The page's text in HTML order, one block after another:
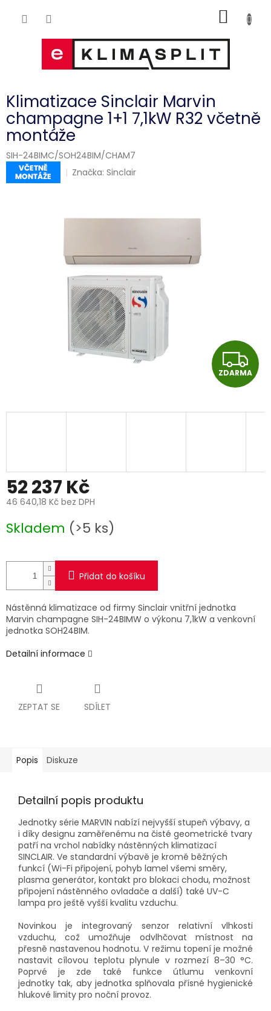
KOŠÍK
Klimatizace Sinclair Marvin
champagne 1+1 7,1kW R32 včetně
montáže
SIH-24BIMC/SOH24BIM/CHAM7
Značka:Sinclair
Z
D
A
ZDARMA
52 237 Kč
46 640,18 Kč bez DPH
cena:
Skladem (>5 ks)
Přidat do košíku
Nástěnná klimatizace od firmy Sinclair vnitřní jednotka
Marvin champagne SIH-24BIMW o výkonu 7,1kW a venkovní
jednotka SOH24BIM.
Detailní informace
ZEPTAT SE SDÍLET
Popis Diskuze
Detailní popis produktu
Jednotky série MARVIN nabízí nejvyšší stupeň výbavy, a
i díky designu zaměřenému na čisté geometrické tvary
patří na vrchol nabídky nástěnných klimatizací
SINCLAIR. Ve standardní výbavě je kromě běžných
funkcí (Wi-Fi připojení, pohyb lamel všemi směry,
plasma generátor, kontakt pro blokaci chodu, možnost
připojení nástěnného ovladače a další) také UV-C
lampa pro ještě vyšší kvalitu vzduchu.
Novinkou je integrovaný senzor relativní vlhkosti
vzduchu, což umožňuje odvlhčovat místnost na
přesně nastavenou hodnotu. V režimu topení je možné
nastavit cílovou teplotu plynule v rozmezí 8–30 °C.
Poprvé je zde také funkce útlumu venkovní
jednotky tak, aby jednotka splňovala přísné hygienické
hlukové limity pro noční provoz.